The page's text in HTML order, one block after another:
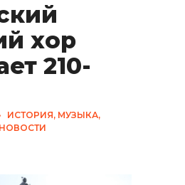
хор
210-
ИСТОРИЯ, МУЗЫКА,
НОВОСТИ